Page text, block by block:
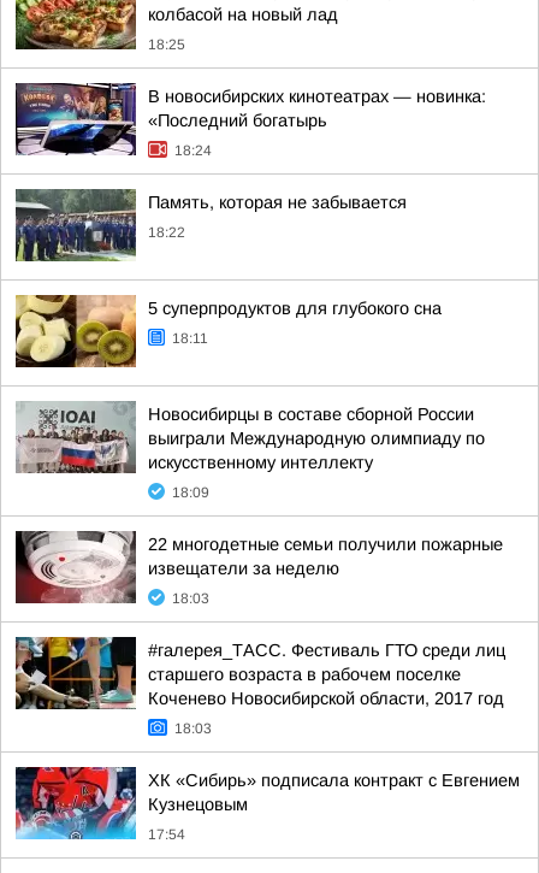
колбасой на новый лад
18:25
В новосибирских кинотеатрах — новинка:
«Последний богатырь
18:24
Память, которая не забывается
18:22
5 суперпродуктов для глубокого сна
18:11
Новосибирцы в составе сборной России
выиграли Международную олимпиаду по
искусственному интеллекту
18:09
22 многодетные семьи получили пожарные
извещатели за неделю
18:03
#галерея_ТАСС. Фестиваль ГТО среди лиц
старшего возраста в рабочем поселке
Коченево Новосибирской области, 2017 год
18:03
ХК «Сибирь» подписала контракт с Евгением
Кузнецовым
17:54